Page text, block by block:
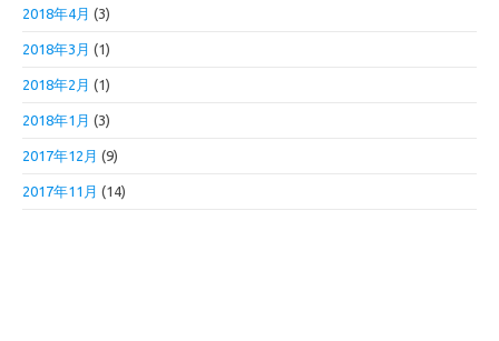
2018年4月 (3)
2018年3月 (1)
2018年2月 (1)
2018年1月 (3)
2017年12月 (9)
2017年11月 (14)